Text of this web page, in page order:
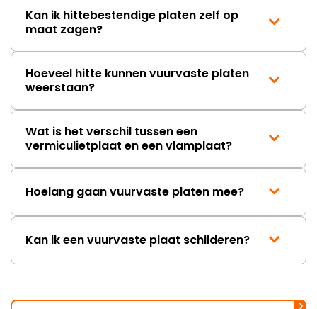
Kan ik hittebestendige platen zelf op
maat zagen?
Hoeveel hitte kunnen vuurvaste platen
weerstaan?
Wat is het verschil tussen een
vermiculietplaat en een vlamplaat?
Hoelang gaan vuurvaste platen mee?
Kan ik een vuurvaste plaat schilderen?